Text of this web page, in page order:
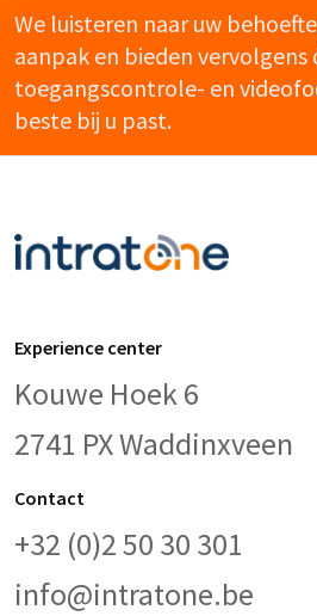
We luisteren naar uw
aanpak en bieden vervolgens
toegangscontrole- en
beste bij u past.
Experience center
Kouwe Hoek 6
2741 PX Waddinxveen
Contact
+32 (0)2 50 30 301
info@intratone.be